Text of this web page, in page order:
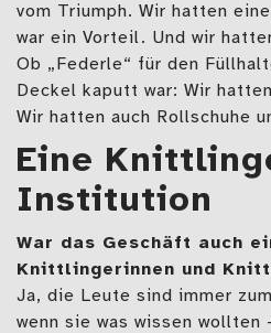
vom Triumph. Wir hatten
war ein Vorteil. Und wir
Ob „Federle“ für den
Deckel kaputt war: Wir
Wir hatten auch Rollschuhe
Eine
Institution
War das Geschäft auch
Knittlingerinnen und
Ja, die Leute sind immer
wenn sie was wissen wollten